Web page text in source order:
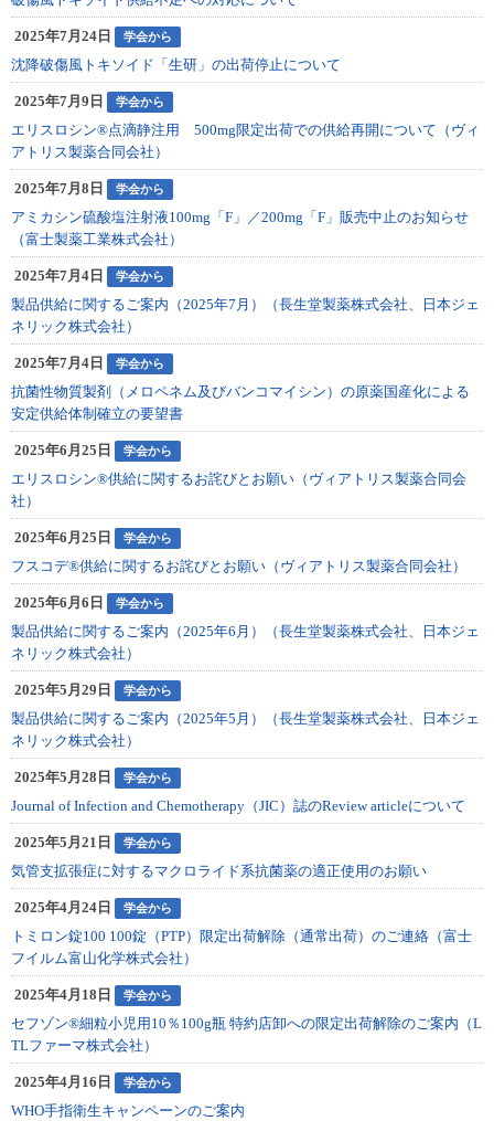
2025年7月24日 学会から
沈降破傷風トキソイド「生研」の出荷停止について
2025年7月9日 学会から
エリスロシン®点滴静注用 500mg限定出荷での供給再開について（ヴィ
アトリス製薬合同会社）
2025年7月8日 学会から
アミカシン硫酸塩注射液100mg「F」／200mg「F」販売中止のお知らせ
（富士製薬工業株式会社）
2025年7月4日 学会から
製品供給に関するご案内（2025年7月）（長生堂製薬株式会社、日本ジェ
ネリック株式会社）
2025年7月4日 学会から
抗菌性物質製剤（メロペネム及びバンコマイシン）の原薬国産化による
安定供給体制確⽴の要望書
2025年6月25日 学会から
エリスロシン®供給に関するお詫びとお願い（ヴィアトリス製薬合同会
社）
2025年6月25日 学会から
フスコデ®供給に関するお詫びとお願い（ヴィアトリス製薬合同会社）
2025年6月6日 学会から
製品供給に関するご案内（2025年6月）（長生堂製薬株式会社、日本ジェ
ネリック株式会社）
2025年5月29日 学会から
製品供給に関するご案内（2025年5月）（長生堂製薬株式会社、日本ジェ
ネリック株式会社）
2025年5月28日 学会から
Journal of Infection and Chemotherapy（JIC）誌のReview articleについて
2025年5月21日 学会から
気管支拡張症に対するマクロライド系抗菌薬の適正使用のお願い
2025年4月24日 学会から
トミロン錠100 100錠（PTP）限定出荷解除（通常出荷）のご連絡（富士
フイルム富山化学株式会社）
2025年4月18日 学会から
セフゾン®細粒小児用10％100g瓶 特約店卸への限定出荷解除のご案内（L
TLファーマ株式会社）
2025年4月16日 学会から
WHO手指衛生キャンペーンのご案内